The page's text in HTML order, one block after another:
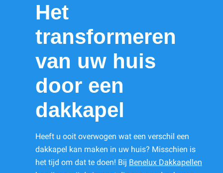
Het
transformeren
van uw huis
door een
dakkapel
Heeft u ooit overwogen wat een verschil een
dakkapel kan maken in uw huis? Misschien is
het tijd om dat te doen! Bij Benelux Dakkapellen